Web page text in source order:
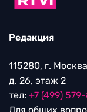
Редакция
115280, г.
д. 26, этаж 2
тел: +7 (499)
Для общих